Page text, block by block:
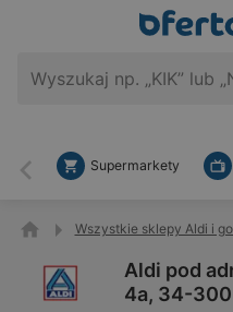
Wstecz
Supermarkety
Wszystkie sklepy Aldi i
Aldi pod
4a, 34-